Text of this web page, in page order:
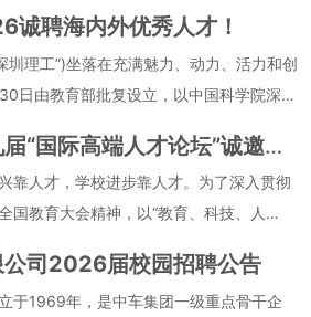
诚聘海内外优秀人才！
圳理工”)坐落在充满魅力、动力、活力和创
日由教育部批复设立，以中国科学院深圳
型研究型大学。
天津师范大学第九届“国际高端人才论坛”诚邀海内外人才加盟
靠人才，学校进步靠人才。为了深入贯彻
国教育大会精神，以“教育、科技、人
政策举措，持续营造“人才优先”、“创业争
将于2024年12月26日召开第九届
公司2026届校园招聘公告
于1969年，是中车集团一级重点骨干企